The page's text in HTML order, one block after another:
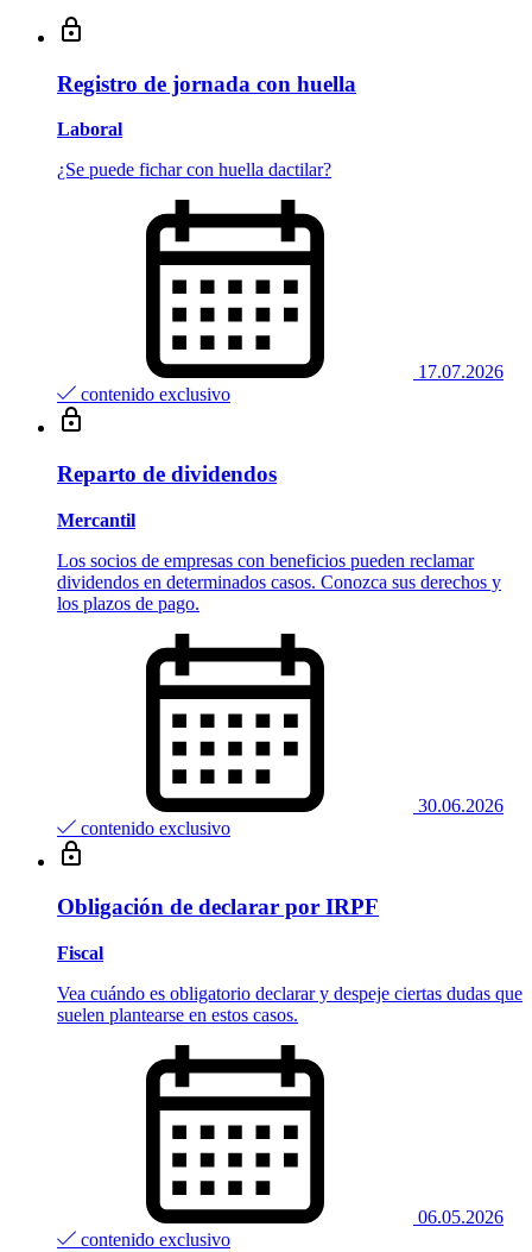
Registro de jornada con huella
Laboral
¿Se puede fichar con huella dactilar?
17.07.2026
contenido exclusivo
Reparto de dividendos
Mercantil
Los socios de empresas con beneficios pueden reclamar
dividendos en determinados casos. Conozca sus derechos y
los plazos de pago.
30.06.2026
contenido exclusivo
Obligación de declarar por IRPF
Fiscal
Vea cuándo es obligatorio declarar y despeje ciertas dudas que
suelen plantearse en estos casos.
06.05.2026
contenido exclusivo